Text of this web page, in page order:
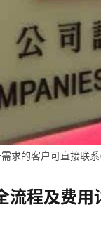
求的客户可直接联
流程及费用